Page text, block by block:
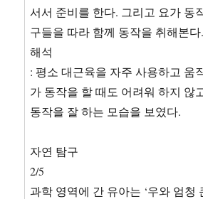
서서 준비를 한다. 그리고 요가 동
구들을 따라 함께 동작을 취해본다.
해석
: 평소 대근육을 자주 사용하고 움
가 동작을 할 때도 어려워 하지 않
동작을 잘 하는 모습을 보였다.
자연 탐구
2/5
과학 영역에 간 유아는 ‘우와 엄청